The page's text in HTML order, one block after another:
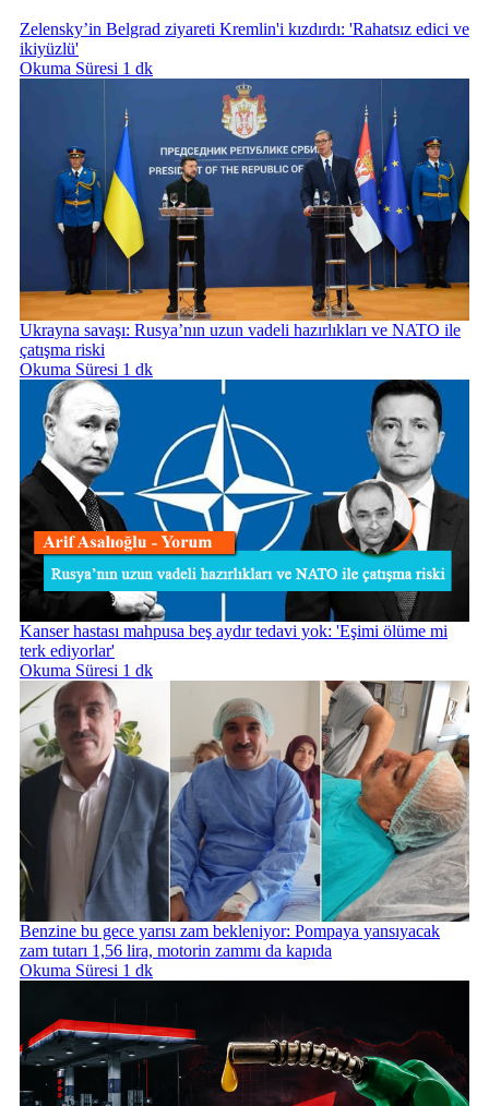
Zelensky’in Belgrad ziyareti Kremlin'i kızdırdı: 'Rahatsız edici ve
ikiyüzlü'
Okuma Süresi 1 dk
Ukrayna savaşı: Rusya’nın uzun vadeli hazırlıkları ve NATO ile
çatışma riski
Okuma Süresi 1 dk
Kanser hastası mahpusa beş aydır tedavi yok: 'Eşimi ölüme mi
terk ediyorlar'
Okuma Süresi 1 dk
Benzine bu gece yarısı zam bekleniyor: Pompaya yansıyacak
zam tutarı 1,56 lira, motorin zammı da kapıda
Okuma Süresi 1 dk